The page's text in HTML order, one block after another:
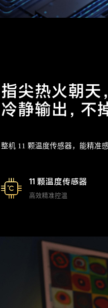
指尖热火朝天
冷静输出，不
整机 11 颗温度传感器，能精准
11 颗温度传感器
高效精准控温